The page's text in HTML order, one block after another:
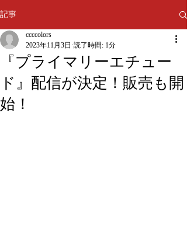
記事
『プライマリーエチュー
ド』配信が決定！販売も開
始！
ccccolors
2023年11月3日 読了時間: 1分